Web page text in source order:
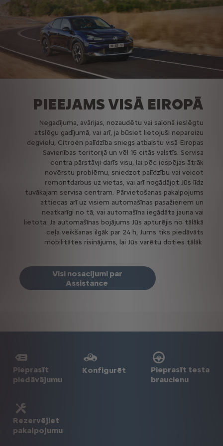
PIEEJAMS VISĀ EIROPĀ
Negadījuma, avārijas, nozaudētu vai salonā ieslēgtu
atslēgu gadījumā, vai arī, ja būsiet lietojuši nepareizu
degvielu, Citroën palīdzība sniegs atbalstu visā Eiropas
Savienības teritorijā un vēl 15 citās valstīs. Servisa
centra pārstāvji darīs visu, lai pēc iespējas ātrāk
novērstu problēmu, sniedzot palīdzību vai veicot
remontdarbus uz vietas, vai arī nogādājot Jūs līdz
tuvākajam servisa centram. Pārvietošanas pakalpojums
attiecas arī uz visiem automašīnas pasažieriem un
neatkarīgi no tā, vai automašīna iegādāta jauna vai
lietota. Ja automašīnas bojājums Jūs apturējis no tālākā
ceļa veikšanas ilgāk par 24 h, Jums tiks piedāvāts
mobilitātes risinājums, lai Jūs varētu doties tālāk.
Visi nosacijumi par
Assistance
Pieprasīt
piedāvājumu
Konfigurēt
Pieprasīt testa
braucienu
Rezervējiet
pakalpojumu